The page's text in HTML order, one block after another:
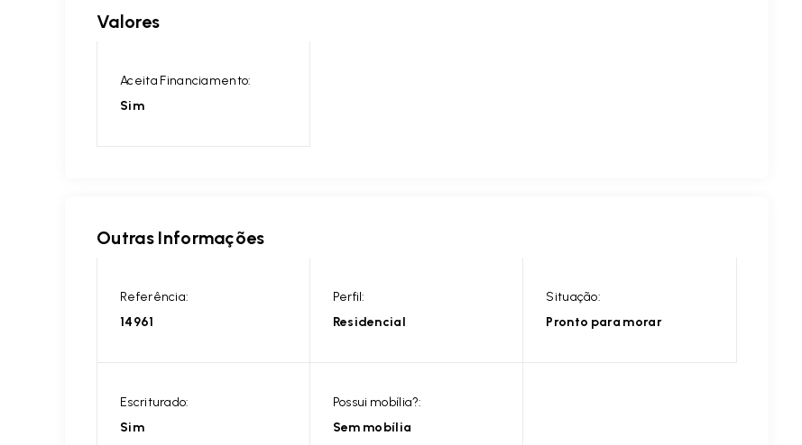
Valores
Aceita Financiamento:
Sim
Outras Informações
Referência:
14961
Perfil:
Residencial
Situação:
Pronto para morar
Escriturado:
Sim
Possui mobília?:
Sem mobília